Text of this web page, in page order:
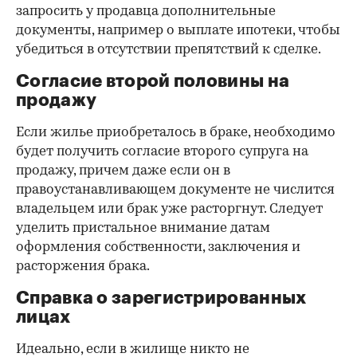
запросить у продавца дополнительные
документы, например о выплате ипотеки, чтобы
убедиться в отсутствии препятствий к сделке.
Согласие второй половины на
продажу
Если жилье приобреталось в браке, необходимо
будет получить согласие второго супруга на
продажу, причем даже если он в
правоустанавливающем документе не числится
владельцем или брак уже расторгнут. Следует
уделить пристальное внимание датам
оформления собственности, заключения и
расторжения брака.
Справка о зарегистрированных
лицах
Идеально, если в жилище никто не